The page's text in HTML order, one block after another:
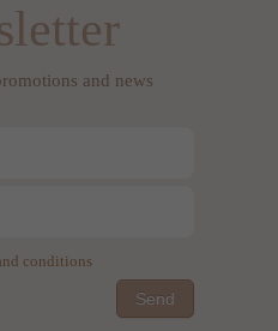
and news
conditions
Send